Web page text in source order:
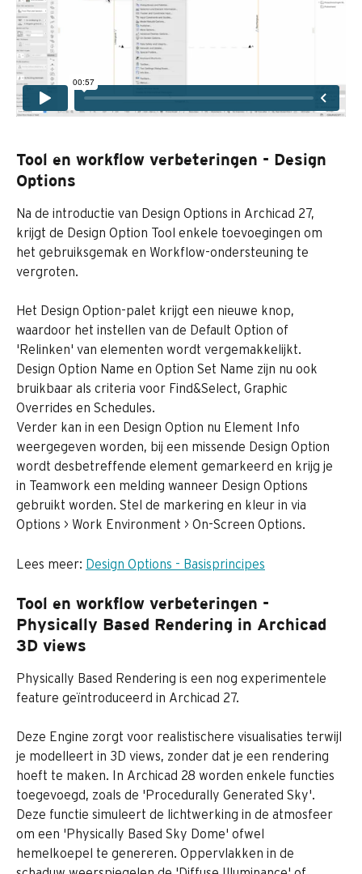
Tool en workflow verbeteringen - Design
Options
Na de introductie van Design Options in Archicad 27,
krijgt de Design Option Tool enkele toevoegingen om
het gebruiksgemak en Workflow-ondersteuning te
vergroten.
Het Design Option-palet krijgt een nieuwe knop,
waardoor het instellen van de Default Option of
'Relinken' van elementen wordt vergemakkelijkt.
Design Option Name en Option Set Name zijn nu ook
bruikbaar als criteria voor Find&Select, Graphic
Overrides en Schedules.
Verder kan in een Design Option nu Element Info
weergegeven worden, bij een missende Design Option
wordt desbetreffende element gemarkeerd en krijg je
in Teamwork een melding wanneer Design Options
gebruikt worden. Stel de markering en kleur in via
Options > Work Environment > On-Screen Options.
Lees meer: Design Options - Basisprincipes
Tool en workflow verbeteringen -
Physically Based Rendering in Archicad
3D views
Physically Based Rendering is een nog experimentele
feature geïntroduceerd in Archicad 27.
Deze Engine zorgt voor realistischere visualisaties terwijl
je modelleert in 3D views, zonder dat je een rendering
hoeft te maken. In Archicad 28 worden enkele functies
toegevoegd, zoals de 'Procedurally Generated Sky'.
Deze functie simuleert de lichtwerking in de atmosfeer
om een 'Physically Based Sky Dome' ofwel
hemelkoepel te genereren. Oppervlakken in de